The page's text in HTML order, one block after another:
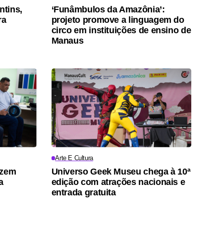
‘Funâmbulos da Amazônia’:
projeto promove a linguagem do
circo em instituições de ensino de
Manaus
Arte E Cultura
Universo Geek Museu chega à 10ª
edição com atrações nacionais e
entrada gratuita